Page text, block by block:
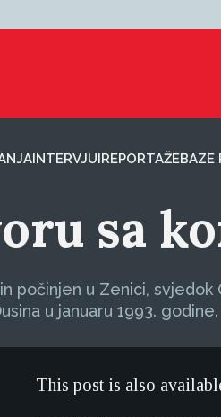
INTERVJUIREPORTAŽEBAZE
sa
počinjen u Zenici,
u januaru 1993. godine.
This post is also